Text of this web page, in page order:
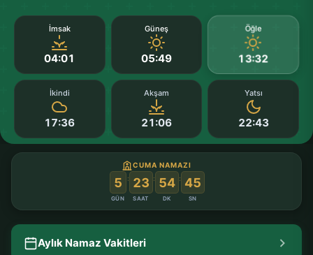
İmsak
04:01
Güneş
05:49
Öğle
13:32
İkindi
17:36
Akşam
21:06
Yatsı
22:43
CUMA NAMAZI
5
GÜN
: 23
SAAT
: 54
DK
: 44
SN
Aylık Namaz Vakitleri